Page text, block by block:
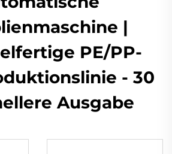
|
PE/PP-
- 30
Ausgabe